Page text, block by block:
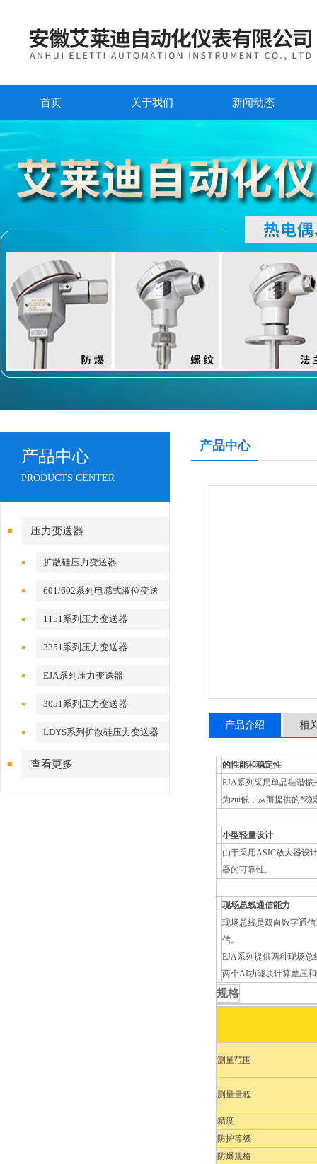
首页 关于我们 新闻动态
产品中心
PRODUCTS CENTER
压力变送器
扩散硅压力变送器
601/602系列电感式液位变送
1151系列压力变送器
3351系列压力变送器
EJA系列压力变送器
3051系列压力变送器
LDYS系列扩散硅压力变送器
查看更多
产品中心
产品介绍 相
- 的性能和稳定性
EJA系列采用单晶硅谐
为zui低，从而提供的*稳
- 小型轻量设计
由于采用ASIC放大器设
器的可靠性。
- 现场总线通信能力
现场总线是双向数字通
信。
EJA系列提供两种现场
两个AI功能块计算差压
规格
测量范围
测量量程
精度
防护等级
防爆规格